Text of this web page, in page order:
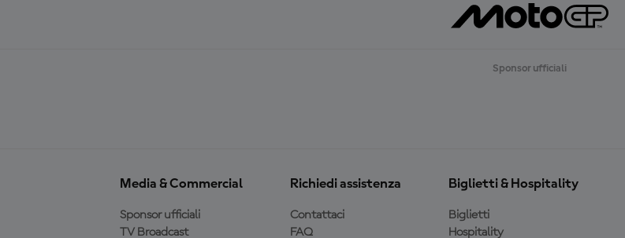
Sponsor ufficiali
Media & Commercial
Sponsor ufficiali
TV Broadcast
Richiedi assistenza
Contattaci
FAQ
Biglietti & Hospitality
Biglietti
Hospitality